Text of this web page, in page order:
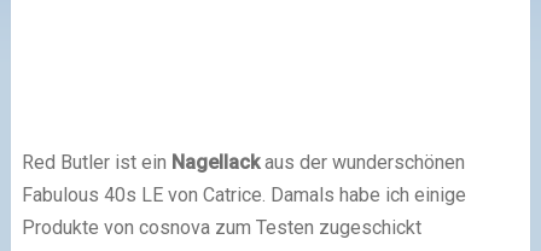
Red Butler ist ein Nagellackaus der wunderschönen
Fabulous 40s LE von Catrice. Damals habe ich einige
Produkte von cosnova zum Testen zugeschickt